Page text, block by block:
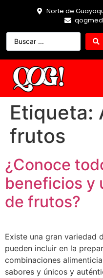
Norte de
Etiqueta:
frutos
¿Conoce
beneficios y
de frutos?
Existe una gran variedad
pueden incluir en la
combinaciones
sabores y únicos y